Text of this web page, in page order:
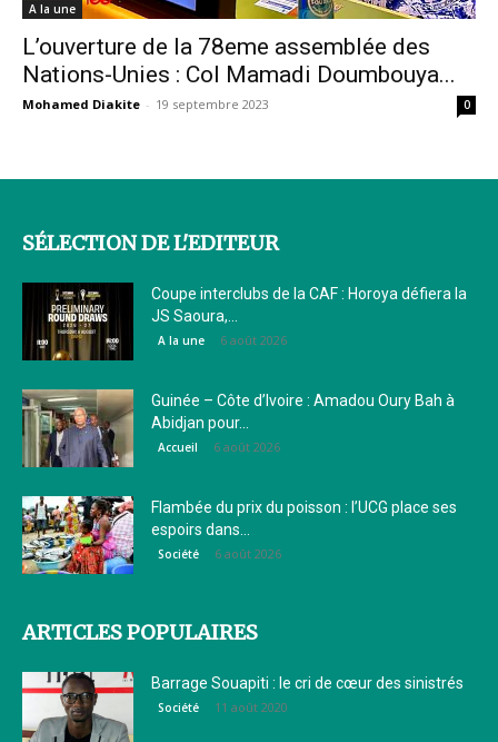
A la une
L’ouverture de la 78eme assemblée des
Nations-Unies : Col Mamadi Doumbouya...
Mohamed Diakite - 19 septembre 2023 0
SÉLECTION DE L'EDITEUR
Coupe interclubs de la CAF : Horoya défiera la
JS Saoura,...
A la une 6 août 2026
Guinée – Côte d’Ivoire : Amadou Oury Bah à
Abidjan pour...
Accueil 6 août 2026
Flambée du prix du poisson : l’UCG place ses
espoirs dans...
Société 6 août 2026
ARTICLES POPULAIRES
Barrage Souapiti : le cri de cœur des sinistrés
Société 11 août 2020